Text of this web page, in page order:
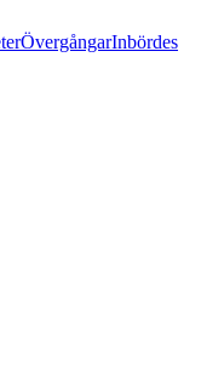
ÖvergångarInbördes